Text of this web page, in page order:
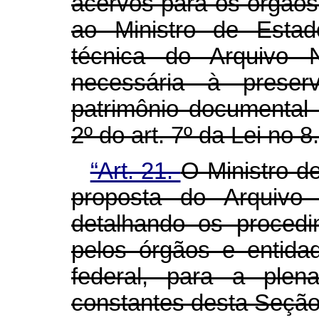
ao Ministro de
técnica do Arquivo
necessária à
patrimônio
2º do art. 7º da Lei no
“Art. 21.O Ministro
proposta do Arquivo
detalhando os
pelos órgãos e
federal, para a
constantes desta